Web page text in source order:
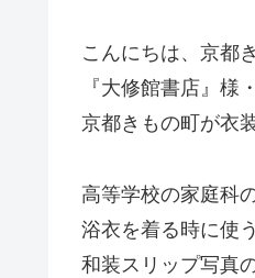
こんにちは、京都
『大修館書店』様
京都きもの町が衣
高等学校の家庭科
浴衣を着る時に使
和装スリップ写真